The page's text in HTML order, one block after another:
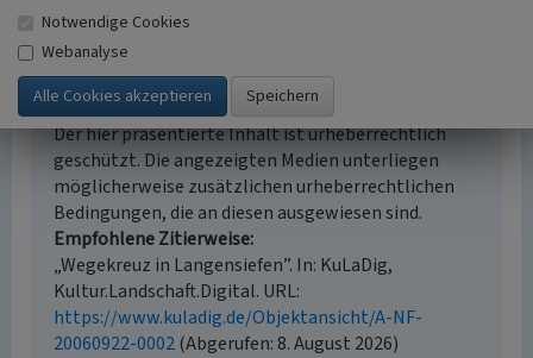
Empfohlene Zitierweise
Urheberrechtlicher Hinweis
Der hier präsentierte Inhalt ist urheberrechtlich
geschützt. Die angezeigten Medien unterliegen
möglicherweise zusätzlichen urheberrechtlichen
Bedingungen, die an diesen ausgewiesen sind.
Empfohlene Zitierweise
„Wegekreuz in Langensiefen”. In: KuLaDig,
Kultur.Landschaft.Digital. URL:
https://www.kuladig.de/Objektansicht/A-NF-
20060922-0002(Abgerufen: 8. August 2026)
Notwendige Cookies
Webanalyse